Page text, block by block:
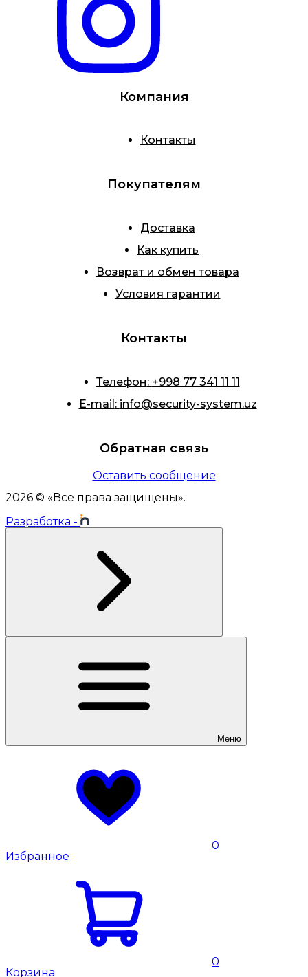
Компания
Контакты
Покупателям
Доставка
Как купить
Возврат и обмен товара
Условия гарантии
Контакты
Телефон: +998 77 341 11 11
E-mail : info@security-system.uz
Обратная связь
Оставить сообщение
2026 © «Все права защищены».
Разработка -
Меню
0
Избранное
0
Корзина